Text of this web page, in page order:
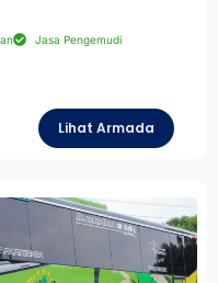
Jasa Pengemudi
Lihat Armada